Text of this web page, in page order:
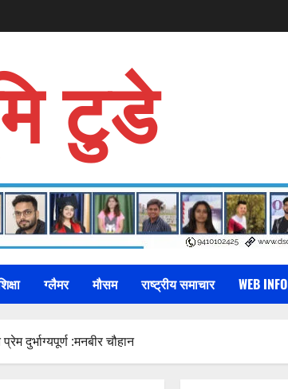
टुडे
ग्लैमर मौसम राष्ट्रीय समाचार WEB INFO
दुर्भाग्यपूर्ण :मनबीर चौहान